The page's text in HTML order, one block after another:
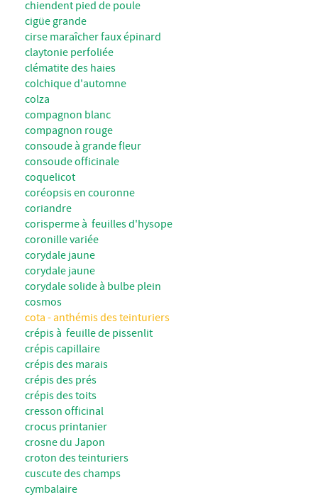
chiendent pied de poule
cigüe grande
cirse maraîcher faux épinard
claytonie perfoliée
clématite des haies
colchique d'automne
colza
compagnon blanc
compagnon rouge
consoude à grande fleur
consoude officinale
coquelicot
coréopsis en couronne
coriandre
corisperme à feuilles d'hysope
coronille variée
corydale jaune
corydale jaune
corydale solide à bulbe plein
cosmos
cota - anthémis des teinturiers
crépis à feuille de pissenlit
crépis capillaire
crépis des marais
crépis des prés
crépis des toits
cresson officinal
crocus printanier
crosne du Japon
croton des teinturiers
cuscute des champs
cymbalaire